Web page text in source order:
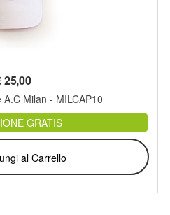
25,00
Milan - MILCAP10
GRATIS
al Carrello